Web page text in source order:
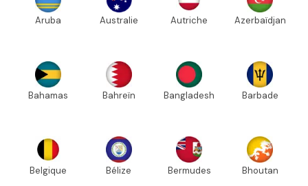
Aruba Australie Autriche Azerbaïdjan
Bahamas Bahreïn Bangladesh Barbade
Belgique Bélize Bermudes Bhoutan